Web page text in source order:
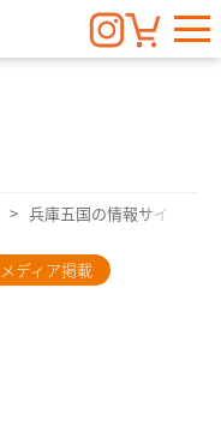
兵庫五国の情報サイト「
メディア掲載